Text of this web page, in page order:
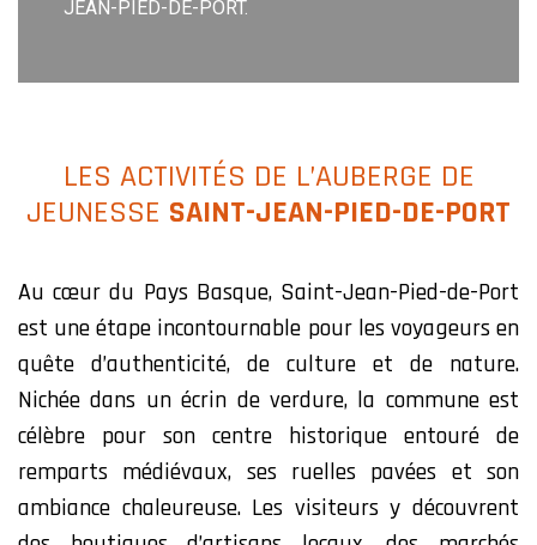
JEAN-PIED-DE-PORT.
LES ACTIVITÉS DE L’AUBERGE DE
JEUNESSE SAINT-JEAN-PIED-DE-PORT
Au cœur du Pays Basque, Saint-Jean-Pied-de-Port
est une étape incontournable pour les voyageurs en
quête d’authenticité, de culture et de nature.
Nichée dans un écrin de verdure, la commune est
célèbre pour son centre historique entouré de
remparts médiévaux, ses ruelles pavées et son
ambiance chaleureuse. Les visiteurs y découvrent